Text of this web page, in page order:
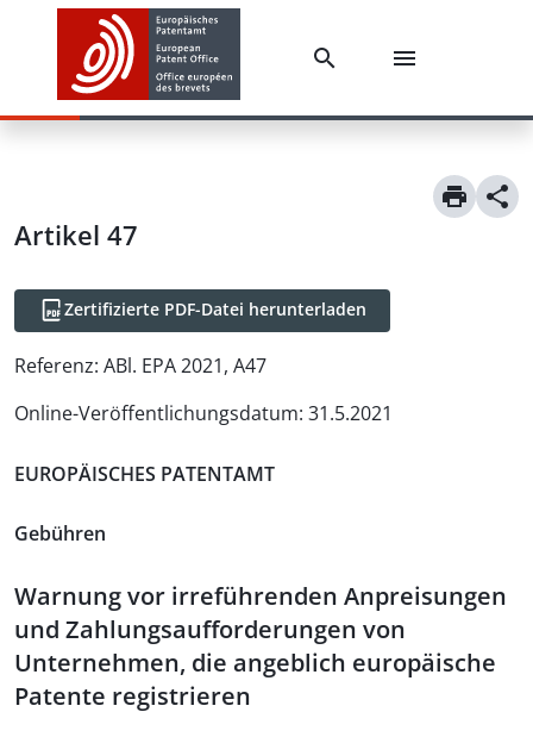
Artikel 47
Zertifizierte PDF-Datei herunterladen
Referenz: ABl. EPA 2021, A47
Online-Veröffentlichungsdatum: 31.5.2021
EUROPÄISCHES PATENTAMT
Gebühren
Warnung vor irreführenden Anpreisungen
und Zahlungsaufforderungen von
Unternehmen, die angeblich europäische
Patente registrieren